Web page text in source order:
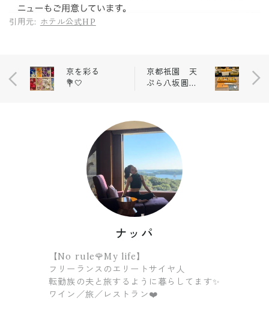
引用元: ホテル公式HP
京を彩る
💐🤍
京都祇園 天
ぷら八坂圓堂
ナッパ
【No rule🌹My life】
フリーランスのエリートサイヤ人
転勤族の夫と旅するように暮らしてます✨
ワイン／旅／レストラン❤️